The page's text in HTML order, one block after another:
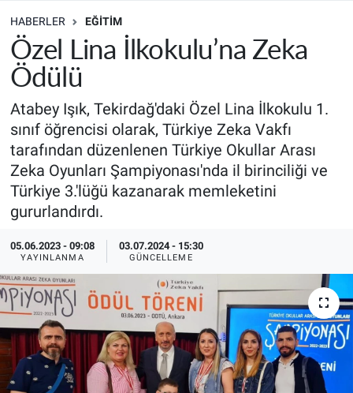
HABERLER EĞITIM
Özel Lina İlkokulu’na Zeka
Ödülü
Atabey Işık, Tekirdağ'daki Özel Lina İlkokulu 1.
sınıf öğrencisi olarak, Türkiye Zeka Vakfı
tarafından düzenlenen Türkiye Okullar Arası
Zeka Oyunları Şampiyonası'nda il birinciliği ve
Türkiye 3.'lüğü kazanarak memleketini
gururlandırdı.
05.06.2023 - 09:08
YAYINLANMA
03.07.2024 - 15:30
GÜNCELLEME